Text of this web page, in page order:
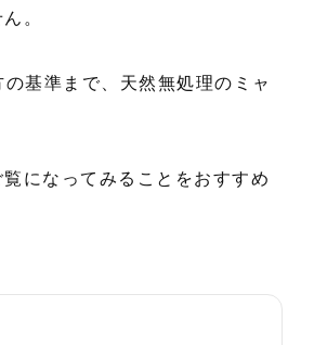
。
基準まで、天然無処理のミャ
になってみることをおすすめ